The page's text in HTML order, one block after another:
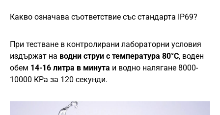
Какво означава съответствие със стандарта IP69?
При тестване в контролирани лабораторни условия
издържат на водни струи с температура 80°C, воден
обем 14-16 литра в минута и водно налягане 8000-
10000 КРа за 120 секунди.